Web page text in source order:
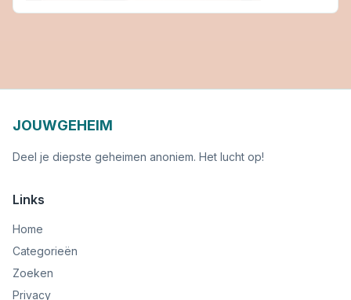
JOUWGEHEIM
Deel je diepste geheimen anoniem. Het lucht op!
Links
Home
Categorieën
Zoeken
Privacy